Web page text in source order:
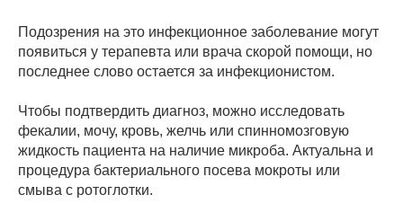
Подозрения на это инфекционное заболевание могут
появиться у терапевта или врача скорой помощи, но
последнее слово остается за инфекционистом.
Чтобы подтвердить диагноз, можно исследовать
фекалии, мочу, кровь, желчь или спинномозговую
жидкость пациента на наличие микроба. Актуальна и
процедура бактериального посева мокроты или
смыва с ротоглотки.